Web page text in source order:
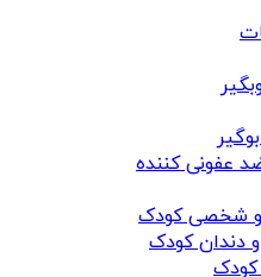
عفونی کننده
و شخصی کودک
دندان کودک
کودک